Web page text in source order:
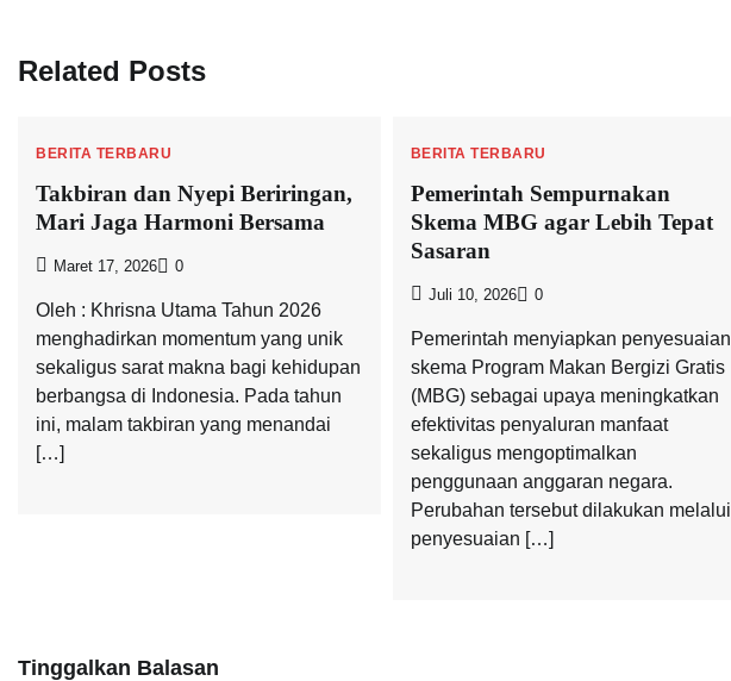
Related Posts
BERITA TERBARU
Takbiran dan Nyepi Beriringan,
Mari Jaga Harmoni Bersama
Maret 17, 2026 0
Oleh : Khrisna Utama Tahun 2026
menghadirkan momentum yang unik
sekaligus sarat makna bagi kehidupan
berbangsa di Indonesia. Pada tahun
ini, malam takbiran yang menandai
[…]
BERITA TERBARU
Pemerintah Sempurnakan
Skema MBG agar Lebih Tepat
Sasaran
Juli 10, 2026 0
Pemerintah menyiapkan penyesuaian
skema Program Makan Bergizi Gratis
(MBG) sebagai upaya meningkatkan
efektivitas penyaluran manfaat
sekaligus mengoptimalkan
penggunaan anggaran negara.
Perubahan tersebut dilakukan melalui
penyesuaian […]
Tinggalkan Balasan